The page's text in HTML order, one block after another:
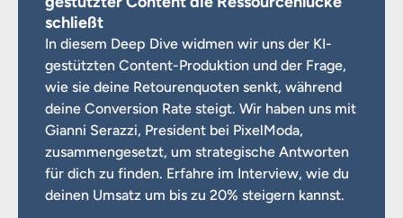
schließt
In diesem Deep Dive widmen wir uns der KI-
gestützten Content-Produktion und der Frage,
wie sie deine Retourenquoten senkt, während
deine Conversion Rate steigt. Wir haben uns mit
Gianni Serazzi, President bei PixelModa,
zusammengesetzt, um strategische Antworten
für dich zu finden. Erfahre im Interview, wie du
deinen Umsatz um bis zu 20% steigern kannst.